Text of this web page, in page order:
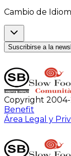
Cambio de
Suscribirse a la
Copyright 2004-
Benefit
Área Legal y